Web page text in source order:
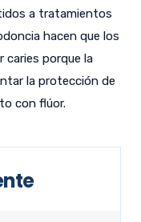
a tratamientos
hacen que los
caries porque la
la protección de
con flúor.